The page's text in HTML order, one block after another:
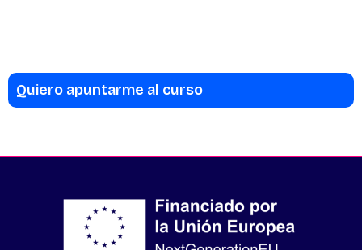
Quiero apuntarme al curso